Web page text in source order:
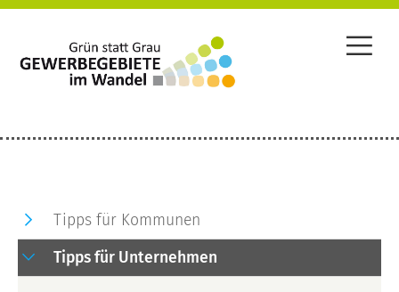
Tipps für Kommunen
Tipps für Unternehmen